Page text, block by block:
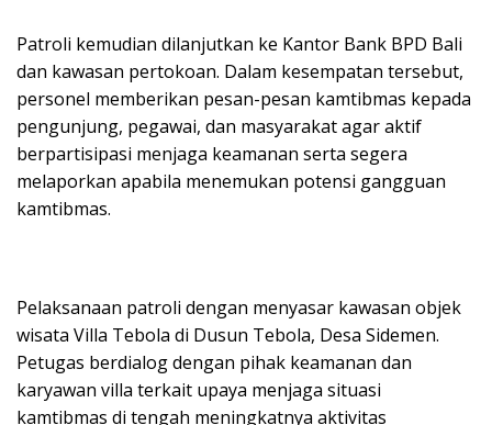
Patroli kemudian dilanjutkan ke Kantor Bank BPD Bali
dan kawasan pertokoan. Dalam kesempatan tersebut,
personel memberikan pesan-pesan kamtibmas kepada
pengunjung, pegawai, dan masyarakat agar aktif
berpartisipasi menjaga keamanan serta segera
melaporkan apabila menemukan potensi gangguan
kamtibmas.
Pelaksanaan patroli dengan menyasar kawasan objek
wisata Villa Tebola di Dusun Tebola, Desa Sidemen.
Petugas berdialog dengan pihak keamanan dan
karyawan villa terkait upaya menjaga situasi
kamtibmas di tengah meningkatnya aktivitas